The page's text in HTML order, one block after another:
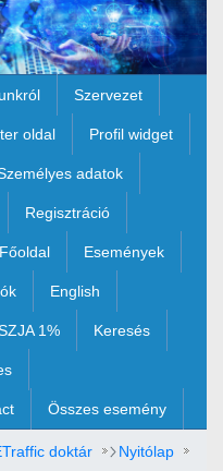
Szervezet
oldal Profil widget
adatok
Regisztráció
Főoldal Események
English
1% Keresés
Összes esemény
doktár Nyitólap